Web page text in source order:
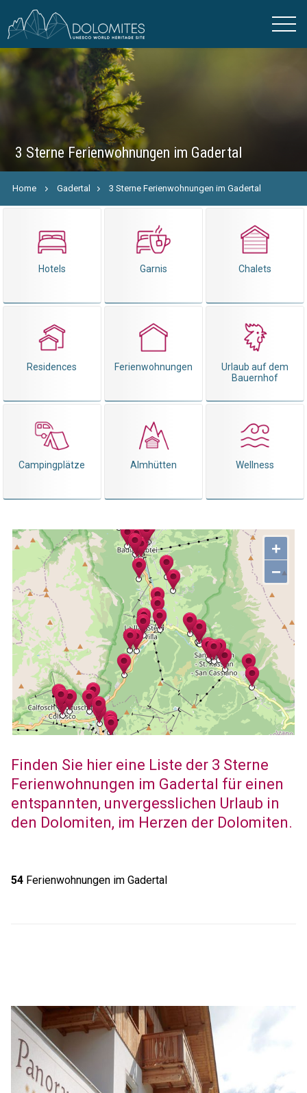
3 Sterne Ferienwohnungen im Gadertal
Home Gadertal 3 Sterne Ferienwohnungen im Gadertal
Hotels Garnis Chalets
Residences Ferienwohnungen
Urlaub auf dem
Bauernhof
Campingplätze Almhütten Wellness
+
−
Finden Sie hier eine Liste der 3 Sterne
Ferienwohnungen im Gadertal für einen
entspannten, unvergesslichen Urlaub in
den Dolomiten, im Herzen der Dolomiten.
54Ferienwohnungen im Gadertal